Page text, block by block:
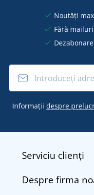
Noutăți
Fără
Informații despre
Serviciu clienți
Contact
Despre firma